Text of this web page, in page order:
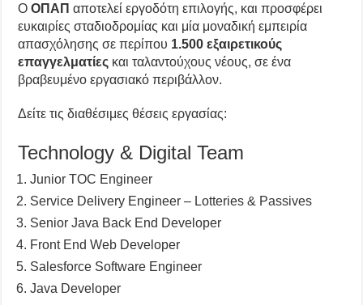
ΟΟΠΑΠαποτελεί εργοδότη επιλογής, και προσφέρει
ευκαιρίες σταδιοδρομίας και μία μοναδική εμπειρία
απασχόλησης σε περίπου 1.500 εξαιρετικούς
επαγγελματίες και ταλαντούχους νέους, σε ένα
βραβευμένο εργασιακό περιβάλλον.
Δείτε τις διαθέσιμες θέσεις εργασίας:
Technology & Digital Team
Junior TOC Engineer
Service Delivery Engineer – Lotteries & Passives
Senior Java Back End Developer
Front End Web Developer
Salesforce Software Engineer
Java Developer